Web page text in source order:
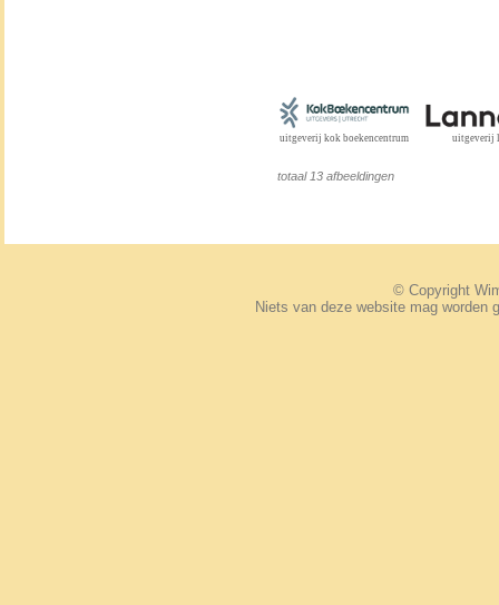
uitgeverij kok boekencentrum uitgeverij
totaal 13 afbeeldingen
© Copyright
Niets van deze website mag worden